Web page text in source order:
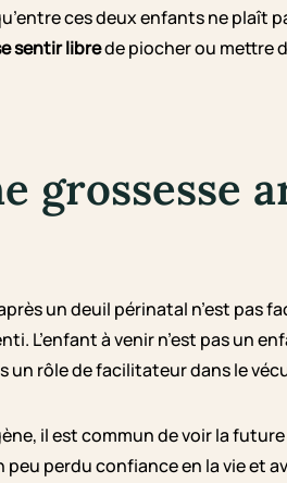
ces deux enfants ne plaît
sentir librede piocher ou mettre
grossesse
un deuil périnatal n’est pas
L’enfant à venir n’est pas un
un rôle de facilitateur dans le
il est commun de voir la
perdu confiance en la vie et